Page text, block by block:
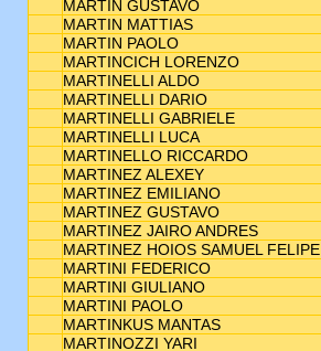
MARTIN GUSTAVO
MARTIN MATTIAS
MARTIN PAOLO
MARTINCICH LORENZO
MARTINELLI ALDO
MARTINELLI DARIO
MARTINELLI GABRIELE
MARTINELLI LUCA
MARTINELLO RICCARDO
MARTINEZ ALEXEY
MARTINEZ EMILIANO
MARTINEZ GUSTAVO
MARTINEZ JAIRO ANDRES
MARTINEZ HOIOS SAMUEL FELIPE
MARTINI FEDERICO
MARTINI GIULIANO
MARTINI PAOLO
MARTINKUS MANTAS
MARTINOZZI YARI